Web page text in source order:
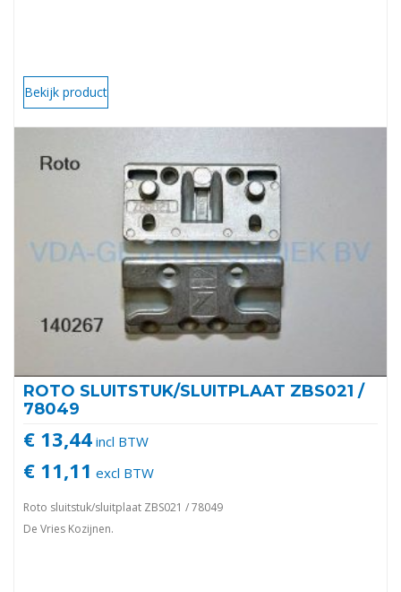
Bekijk product
ROTO SLUITSTUK/SLUITPLAAT ZBS021 /
78049
€ 13,44 incl BTW
€ 11,11 excl BTW
Roto sluitstuk/sluitplaat ZBS021 / 78049
De Vries Kozijnen.